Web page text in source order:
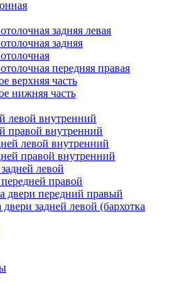
задняя левая
задняя
передняя правая
верхняя часть
нижняя часть
левой внутренний
правой внутренний
левой внутренний
правой внутренний
левой
правой
двери передний правый
задней левой (бархотка